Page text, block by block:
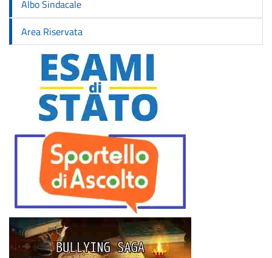
Albo Sindacale
Area Riservata